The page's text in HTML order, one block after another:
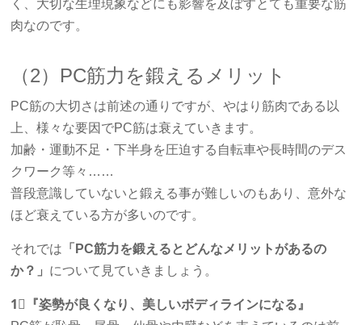
く、大切な生理現象などにも影響を及ぼすとても重要な筋
肉なのです。
（2）PC筋力を鍛えるメリット
PC筋の大切さは前述の通りですが、やはり筋肉である以
上、様々な要因でPC筋は衰えていきます。
加齢・運動不足・下半身を圧迫する自転車や長時間のデス
クワーク等々……
普段意識していないと鍛える事が難しいのもあり、意外な
ほど衰えている方が多いのです。
それでは 「PC筋力を鍛えるとどんなメリットがあるの
か？」 について見ていきましょう。
1⃣『姿勢が良くなり、美しいボディラインになる』